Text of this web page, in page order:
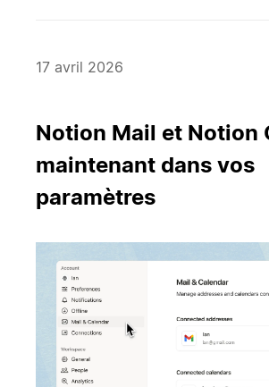
17 avril 2026
Notion Mail et Notion
maintenant dans vos
paramètres